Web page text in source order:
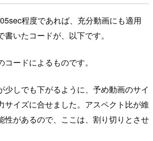
程度であれば、充分動画にも適用
いたコードが、以下です。
ードによるものです。
少しでも下がるように、予め動画のサイ
サイズに合せました。アスペクト比が維
性があるので、ここは、割り切りとさせ